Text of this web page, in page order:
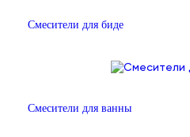
Смесители для биде
Смесители для ванны